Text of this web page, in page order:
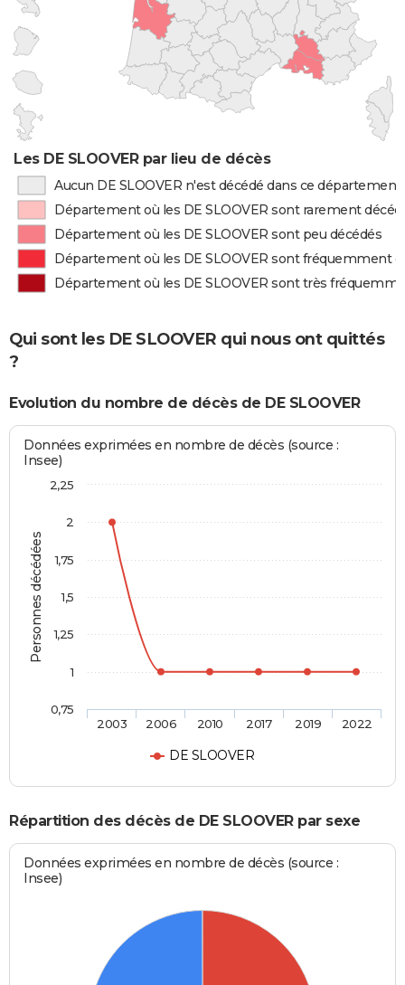
Les DE SLOOVER par lieu de décès
Aucun DE SLOOVER n'est décédé dans ce département
Département où les DE SLOOVER sont rarement
Département où les DE SLOOVER sont peu décédés
Département où les DE SLOOVER sont fréquemment
Département où les DE SLOOVER sont très
Qui sont les DE SLOOVER qui nous ont quittés
?
Evolution du nombre de décès de DE SLOOVER
Personnes décédées
Données exprimées en nombre de décès (source :
Insee)
DE SLOOVER
2003 2006 2010 2017 2019 2022
0,75
1
1,25
1,5
1,75
2
2,25
Répartition des décès de DE SLOOVER par sexe
Données exprimées en nombre de décès (source :
Insee)